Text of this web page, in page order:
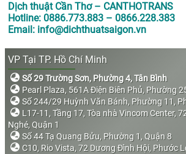
Dịch thuật Cần Thơ – CANTHOTRANS
Hotline: 0886.773.883 – 0866.228.383
Email: info@dichthuatsaigon.vn
VP Tại TP. Hồ Chí Minh
Số 29 Trường Sơn, Phường 4, Tân Bình
Pearl Plaza, 561A Điện Biên Phủ, Phường
Số 244/29 Huỳnh Văn Bánh, Phường 11,
L17-11, Tầng 17, Tòa nhà Vincom Center,
Nghé, Quận 1
Số 44 Tạ Quang Bửu, Phường 1, Quận 8
C10, Rio Vista, 72 Dương Đình Hội, Phước